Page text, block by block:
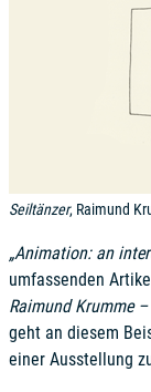
Seiltänzer, Raimund
„Animation: an
umfassenden
Raimund Krumme
geht an diesem
einer Ausstellung